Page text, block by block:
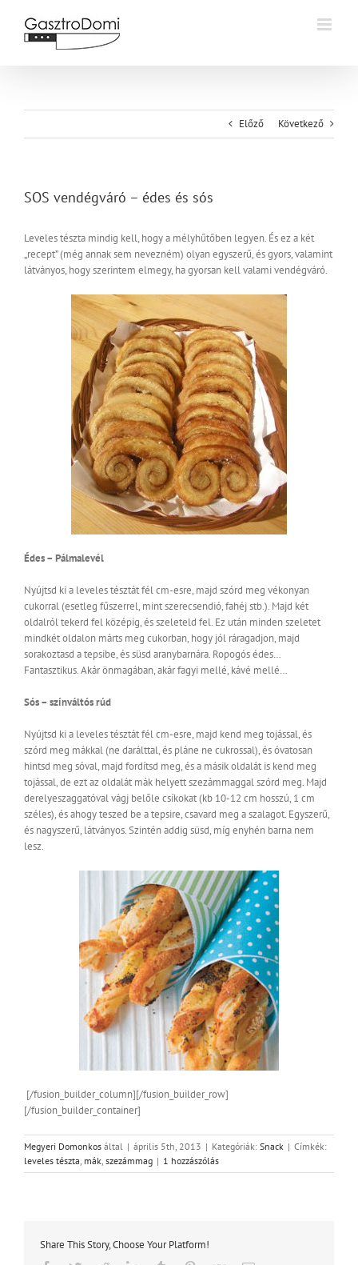
Előző Következő
SOS vendégváró – édes és sós
Leveles tészta mindig kell, hogy a mélyhűtőben legyen. És ez a két
„recept” (még annak sem nevezném) olyan egyszerű, és gyors, valamint
látványos, hogy szerintem elmegy, ha gyorsan kell valami vendégváró.
Édes – Pálmalevél
Nyújtsd ki a leveles tésztát fél cm-esre, majd szórd meg vékonyan
cukorral (esetleg fűszerrel, mint szerecsendió, fahéj stb.). Majd két
oldalról tekerd fel középig, és szeleteld fel. Ez után minden szeletet
mindkét oldalon márts meg cukorban, hogy jól ráragadjon, majd
sorakoztasd a tepsibe, és süsd aranybarnára. Ropogós édes…
Fantasztikus. Akár önmagában, akár fagyi mellé, kávé mellé…
Sós – színváltós rúd
Nyújtsd ki a leveles tésztát fél cm-esre, majd kend meg tojással, és
szórd meg mákkal (ne darálttal, és pláne ne cukrossal), és óvatosan
hintsd meg sóval, majd fordítsd meg, és a másik oldalát is kend meg
tojással, de ezt az oldalát mák helyett szezámmaggal szórd meg. Majd
derelyeszaggatóval vágj belőle csíkokat (kb 10-12 cm hosszú, 1 cm
széles), és ahogy teszed be a tepsire, csavard meg a szalagot. Egyszerű,
és nagyszerű, látványos. Szintén addig süsd, míg enyhén barna nem
lesz.
[/fusion_builder_column][/fusion_builder_row]
[/fusion_builder_container]
Megyeri Domonkos által | április 5th, 2013 | Kategóriák: Snack | Címkék:
leveles tészta, mák, szezámmag | 1 hozzászólás
Share This Story, Choose Your Platform!